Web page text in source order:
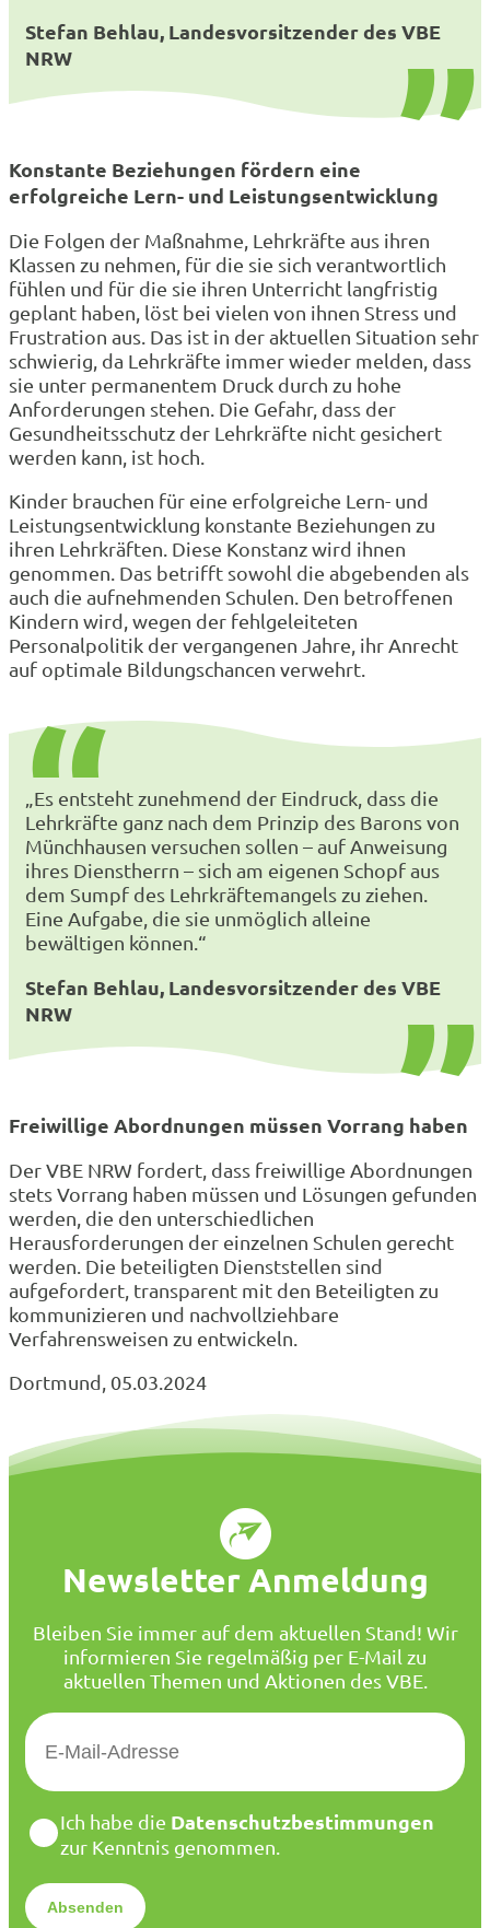
Stefan Behlau, Landesvorsitzender des VBE
NRW
Konstante Beziehungen fördern eine
erfolgreiche Lern- und Leistungsentwicklung
Die Folgen der Maßnahme, Lehrkräfte aus ihren
Klassen zu nehmen, für die sie sich verantwortlich
fühlen und für die sie ihren Unterricht langfristig
geplant haben, löst bei vielen von ihnen Stress und
Frustration aus. Das ist in der aktuellen Situation sehr
schwierig, da Lehrkräfte immer wieder melden, dass
sie unter permanentem Druck durch zu hohe
Anforderungen stehen. Die Gefahr, dass der
Gesundheitsschutz der Lehrkräfte nicht gesichert
werden kann, ist hoch.
Kinder brauchen für eine erfolgreiche Lern- und
Leistungsentwicklung konstante Beziehungen zu
ihren Lehrkräften. Diese Konstanz wird ihnen
genommen. Das betrifft sowohl die abgebenden als
auch die aufnehmenden Schulen. Den betroffenen
Kindern wird, wegen der fehlgeleiteten
Personalpolitik der vergangenen Jahre, ihr Anrecht
auf optimale Bildungschancen verwehrt.
„Es entsteht zunehmend der Eindruck, dass die
Lehrkräfte ganz nach dem Prinzip des Barons von
Münchhausen versuchen sollen – auf Anweisung
ihres Dienstherrn – sich am eigenen Schopf aus
dem Sumpf des Lehrkräftemangels zu ziehen.
Eine Aufgabe, die sie unmöglich alleine
bewältigen können.“
Stefan Behlau, Landesvorsitzender des VBE
NRW
Freiwillige Abordnungen müssen Vorrang haben
Der VBE NRW fordert, dass freiwillige Abordnungen
stets Vorrang haben müssen und Lösungen gefunden
werden, die den unterschiedlichen
Herausforderungen der einzelnen Schulen gerecht
werden. Die beteiligten Dienststellen sind
aufgefordert, transparent mit den Beteiligten zu
kommunizieren und nachvollziehbare
Verfahrensweisen zu entwickeln.
Dortmund, 05.03.2024
Newsletter Anmeldung
Bleiben Sie immer auf dem aktuellen Stand! Wir
informieren Sie regelmäßig per E-Mail zu
aktuellen Themen und Aktionen des VBE.
E
M
*
D
a
e
n
Ich habe die Datenschutzbestimmungen
zur Kenntnis genommen.